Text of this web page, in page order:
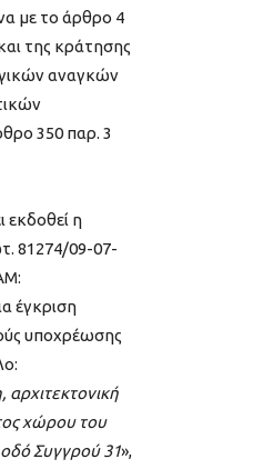
με το άρθρο 4
της κράτησης
αναγκών
350 παρ. 3
εκδοθεί η
81274/09-07-
έγκριση
υποχρέωσης
χώρου του
Συγγρού 31»,